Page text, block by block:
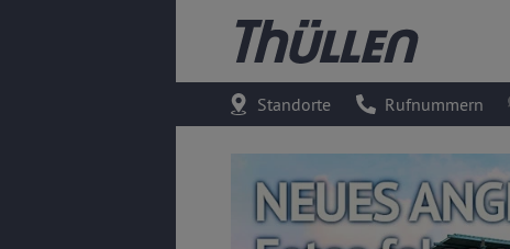
Standorte Rufnummern